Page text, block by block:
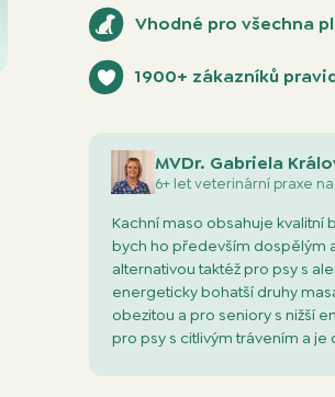
Vhodné pro všechna
1900+ zákazníků
MVDr. Gabriela
6+ let veterinární praxe
Kachní maso obsahuje kvalitní
bych ho především dospělým
alternativou taktéž pro psy s
energeticky bohatší druhy
obezitou a pro seniory s nižší
pro psy s citlivým trávením a je